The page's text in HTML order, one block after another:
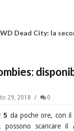
Dead City: la
29, 2018 0
5 da poche ore, con il
possono scaricare il